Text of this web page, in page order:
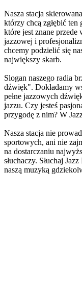
Nasza stacja
którzy chcą zgłębić ten
które jest znane
jazzowej i
chcemy podzielić się
największy skarb.
Slogan naszego radia
dźwięk". Dokładamy
pełne jazzowych
jazzu. Czy jesteś
przygodę z nim? W
Nasza stacja nie
sportowych, ani nie
na dostarczaniu
słuchaczy. Słuchaj
naszą muzyką